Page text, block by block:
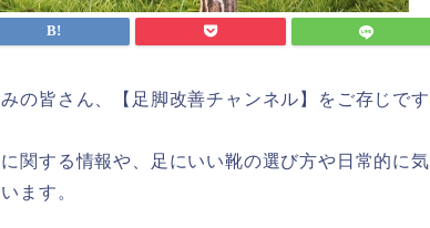
の皆さん、【足脚改善チャンネル】をご存じです
関する情報や、足にいい靴の選び方や日常的に気
ます。